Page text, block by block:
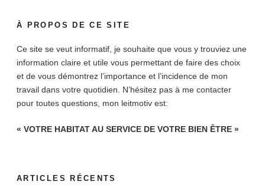
À PROPOS DE CE SITE
Ce site se veut informatif, je souhaite que vous y trouviez une
information claire et utile vous permettant de faire des choix
et de vous démontrez l’importance et l’incidence de mon
travail dans votre quotidien. N’hésitez pas à me contacter
pour toutes questions, mon leitmotiv est:
« VOTRE HABITAT AU SERVICE DE VOTRE BIEN ÊTRE »
ARTICLES RÉCENTS